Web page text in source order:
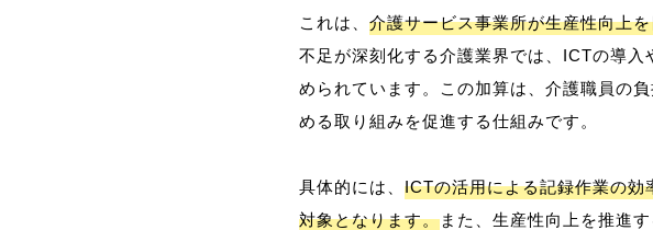
これは、 介護サービス事業所が生産性向上
不足が深刻化する介護業界では、ICTの導
められています。この加算は、介護職員の
める取り組みを促進する仕組みです。
具体的には、 ICTの活用による記録作業の
対象となります。また、生産性向上を推進